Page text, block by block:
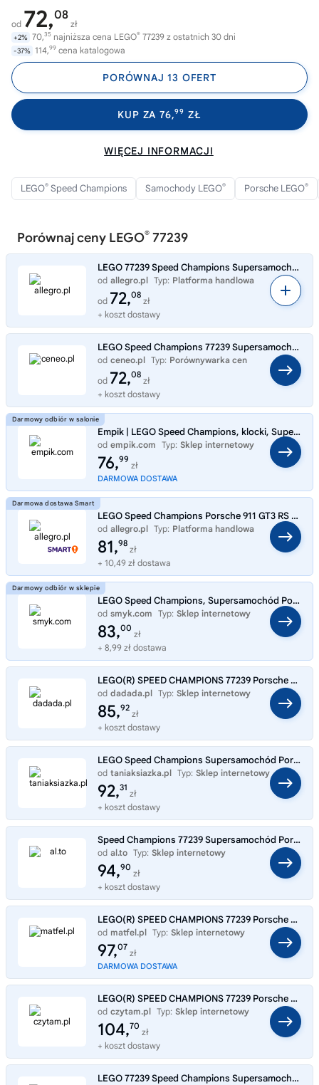
od 72,08
zł
+2% 70,35 najniższa cena LEGO® 77239 z ostatnich 30 dni
-37% 114,99 cena katalogowa
PORÓWNAJ 13 OFERT
KUP ZA 76,99 ZŁ
WIĘCEJ INFORMACJI
LEGO® Speed Champions Samochody LEGO® Porsche LEGO®
Porównaj ceny LEGO® 77239
LEGO 77239 Speed Champions Supersamochód Porsche 911 GT3 RS
od allegro.pl Typ: Platforma handlowa
od 72,08
zł
+ koszt dostawy
LEGO Speed Champions 77239 Supersamochód Porsche 911 GT3 RS
od ceneo.pl Typ: Porównywarka cen
od 72,08
zł
+ koszt dostawy
Empik | LEGO Speed Champions, klocki, Supersamochód Porsche 911 GT3 RS, 77239
od empik.com Typ: Sklep internetowy
76,99
zł
DARMOWA DOSTAWA
LEGO Speed Champions Porsche 911 GT3 RS Supercar 77239
od allegro.pl Typ: Platforma handlowa
81,98
zł
+ 10,49 zł dostawa
LEGO Speed Champions, Supersamochód Porsche 911 GT3 RS, 77239
od smyk.com Typ: Sklep internetowy
83,00
zł
+ 8,99 zł dostawa
LEGO(R) SPEED CHAMPIONS 77239 Porsche 911 GT3 RS
od dadada.pl Typ: Sklep internetowy
85,92
zł
+ koszt dostawy
LEGO Speed Champions Supersamochód Porsche 911 GT3 RS 77239
od taniaksiazka.pl Typ: Sklep internetowy
92,31
zł
+ koszt dostawy
Speed Champions 77239 Supersamochód Porsche 911 gt3 rs
od al.to Typ: Sklep internetowy
94,90
zł
+ koszt dostawy
LEGO(R) SPEED CHAMPIONS 77239 Porsche 911 GT3 RS
od matfel.pl Typ: Sklep internetowy
97,07
zł
DARMOWA DOSTAWA
LEGO(R) SPEED CHAMPIONS 77239 Porsche 911 GT3 RS
od czytam.pl Typ: Sklep internetowy
104,70
zł
+ koszt dostawy
LEGO 77239 Speed Champions Supersamochód Porsche 911 GT3 RS